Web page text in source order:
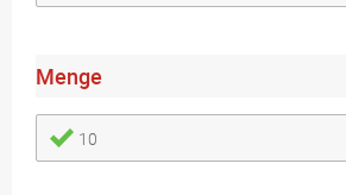
Menge
10